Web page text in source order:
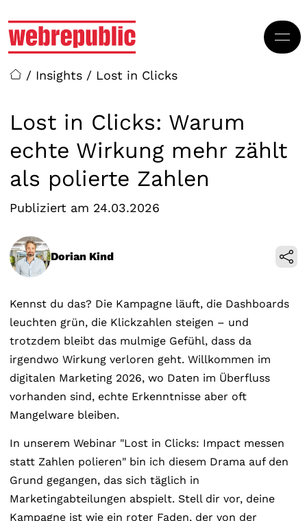
/ Insights / Lost in Clicks
Lost in Clicks: Warum
echte Wirkung mehr zählt
als polierte Zahlen
Publiziert am 24.03.2026
Dorian Kind
Kennst du das? Die Kampagne läuft, die Dashboards
leuchten grün, die Klickzahlen steigen – und
trotzdem bleibt das mulmige Gefühl, dass da
irgendwo Wirkung verloren geht. Willkommen im
digitalen Marketing 2026, wo Daten im Überfluss
vorhanden sind, echte Erkenntnisse aber oft
Mangelware bleiben.
In unserem Webinar "Lost in Clicks: Impact messen
statt Zahlen polieren" bin ich diesem Drama auf den
Grund gegangen, das sich täglich in
Marketingabteilungen abspielt. Stell dir vor, deine
Kampagne ist wie ein roter Faden, der von der